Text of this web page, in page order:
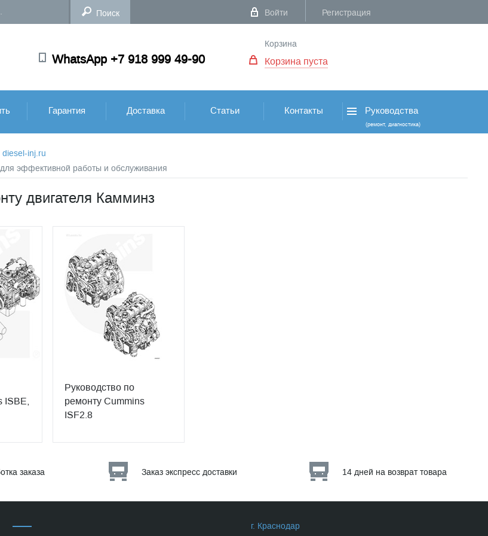
Войти Регистрация
WhatsApp +7 918 999 49-90
Корзина
Корзина пуста
Гарантия Доставка Статьи Контакты Руководства
(ремонт, диагностика)
diesel-inj.ru
эффективной работы и обслуживания
двигателя Камминз
ISBE,
Руководство по
ремонту Cummins
ISF2.8
заказа Заказ экспресс доставки 14 дней на возврат товара
г. Краснодар